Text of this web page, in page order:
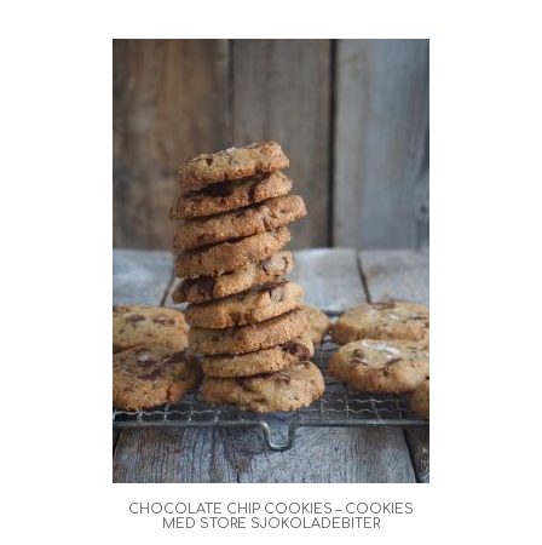
CHOCOLATE CHIP COOKIES – COOKIES
MED STORE SJOKOLADEBITER